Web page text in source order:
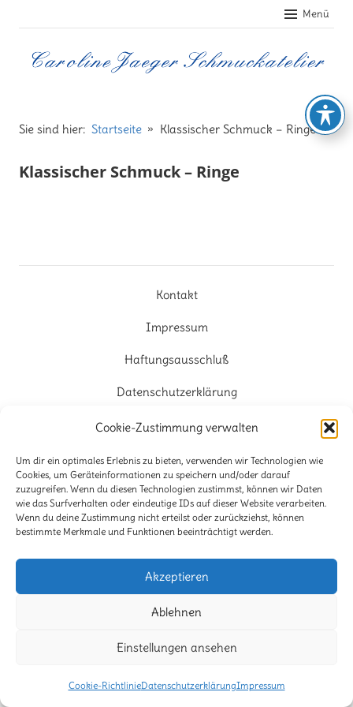
Cookie-Zustimmung verwalten
Um dir ein optimales Erlebnis zu bieten, verwenden wir Technologien wie
Cookies, um Geräteinformationen zu speichern und/oder darauf
zuzugreifen. Wenn du diesen Technologien zustimmst, können wir Daten
wie das Surfverhalten oder eindeutige IDs auf dieser Website verarbeiten.
Wenn du deine Zustimmung nicht erteilst oder zurückziehst, können
bestimmte Merkmale und Funktionen beeinträchtigt werden.
Akzeptieren
Ablehnen
Einstellungen ansehen
Cookie-RichtlinieDatenschutzerklärungImpressum
Inhalt
springen
Menü
Jaeger
Schmuckatelier
Sie sind hier: Startseite Klassischer Schmuck – Ringe
Klassischer Schmuck – Ringe
Kontakt
Impressum
Haftungsausschluß
Datenschutzerklärung
Cookie-Richtlinie (EU)
© Caroline Jaeger Schmuckatelier